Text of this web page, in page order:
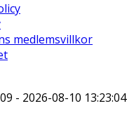
medlemsvillkor
- 2026-08-10 13:23:04